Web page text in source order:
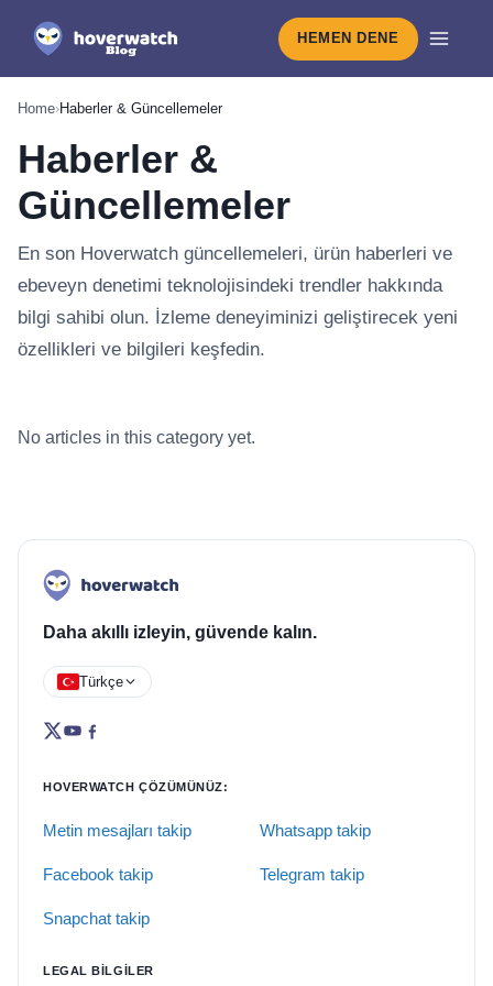
HEMEN DENE
Home›Haberler & Güncellemeler
Haberler &
Güncellemeler
En son Hoverwatch güncellemeleri, ürün haberleri ve
ebeveyn denetimi teknolojisindeki trendler hakkında
bilgi sahibi olun. İzleme deneyiminizi geliştirecek yeni
özellikleri ve bilgileri keşfedin.
No articles in this category yet.
Daha akıllı izleyin, güvende kalın.
Türkçe
HOVERWATCH ÇÖZÜMÜNÜZ:
Metin mesajları takip Whatsapp takip
Facebook takip Telegram takip
Snapchat takip
LEGAL BILGILER